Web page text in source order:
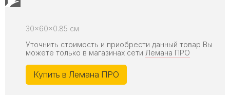
30x60x0.85 см
Уточнить стоимость и приобрести данный товар Вы
можете только в магазинах сети Лемана ПРО
Купить в Лемана ПРО